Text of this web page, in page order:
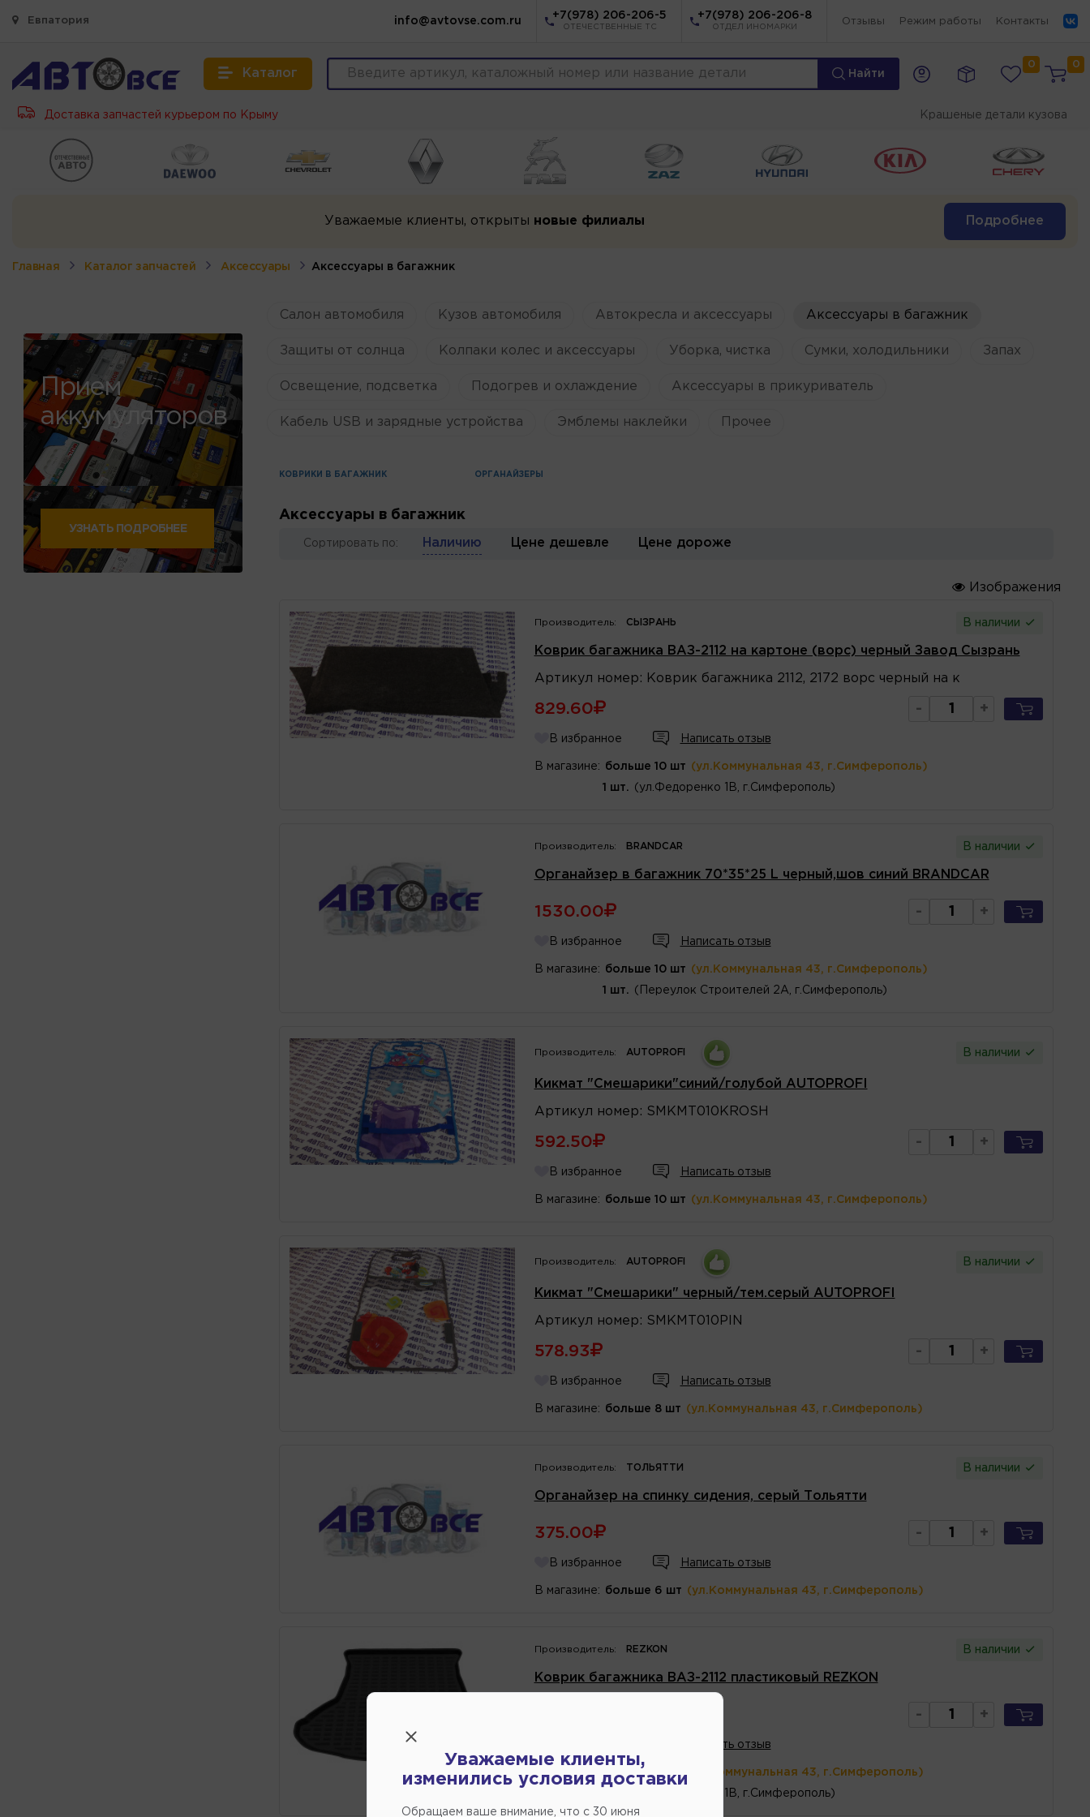
Евпатория info@avtovse.com.ru
+7(978) 206-206-5
ОТЕЧЕСТВЕННЫЕ ТС
+7(978) 206-206-8
ОТДЕЛ ИНОМАРКИ
Отзывы Режим работы Контакты
Каталог Найти
0 0
Доставка запчастей курьером по Крыму Крашеные детали кузова
Уважаемые клиенты, открыты новые филиалы Подробнее
Главная Каталог запчастей Аксессуары Аксессуары в багажник
Прием
аккумуляторов
УЗНАТЬ ПОДРОБНЕЕ
Салон автомобиля Кузов автомобиля Автокресла и аксессуары Аксессуары в багажник
Защиты от солнца Колпаки колес и аксессуары Уборка, чистка Сумки, холодильники Запах
Освещение, подсветка Подогрев и охлаждение Аксессуары в прикуриватель
Кабель USB и зарядные устройства Эмблемы наклейки Прочее
КОВРИКИ В БАГАЖНИК ОРГАНАЙЗЕРЫ
Аксессуары в багажник
Сортировать по: Наличию Цене дешевле Цене дороже
Изображения
Производитель: СЫЗРАНЬ В наличии
Коврик багажника ВАЗ-2112 на картоне (ворс) черный Завод Сызрань
Артикул номер : Коврик багажника 2112, 2172 ворс черный на к
829.60 - +
В избранное Написать отзыв
В магазине: больше 10 шт (ул.Коммунальная 43, г.Симферополь)
1 шт. (ул.Федоренко 1В, г.Симферополь)
Производитель: BRANDCAR В наличии
Органайзер в багажник 70*35*25 L черный,шов синий BRANDCAR
1530.00 - +
В избранное Написать отзыв
В магазине: больше 10 шт (ул.Коммунальная 43, г.Симферополь)
1 шт. (Переулок Строителей 2А, г.Симферополь)
Производитель: AUTOPROFI В наличии
Кикмат "Смешарики"синий/голубой AUTOPROFI
Артикул номер : SMKMT010KROSH
592.50 - +
В избранное Написать отзыв
В магазине: больше 10 шт (ул.Коммунальная 43, г.Симферополь)
Производитель: AUTOPROFI В наличии
Кикмат "Смешарики" черный/тем.серый AUTOPROFI
Артикул номер : SMKMT010PIN
578.93 - +
В избранное Написать отзыв
В магазине: больше 8 шт (ул.Коммунальная 43, г.Симферополь)
Производитель: ТОЛЬЯТТИ В наличии
Органайзер на спинку сидения, серый Тольятти
375.00 - +
В избранное Написать отзыв
В магазине: больше 6 шт (ул.Коммунальная 43, г.Симферополь)
Производитель: REZKON В наличии
Коврик багажника ВАЗ-2112 пластиковый REZKON
- +
Написать отзыв
(ул.Коммунальная 43, г.Симферополь)
(ул.Федоренко 1В, г.Симферополь)
Уважаемые клиенты,
изменились условия доставки
Обращаем ваше внимание, что c 30 июня